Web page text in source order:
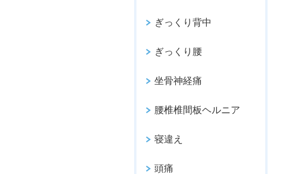
ぎっくり背中
ぎっくり腰
坐骨神経痛
腰椎椎間板ヘルニア
寝違え
頭痛